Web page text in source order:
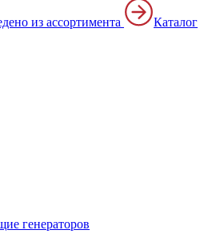
из ассортимента Каталог
генераторов